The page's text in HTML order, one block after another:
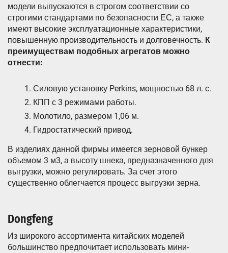
модели выпускаются в строгом соответствии со
строгими стандартами по безопасности ЕС, а также
имеют высокие эксплуатационные характеристики,
повышенную производительность и долговечность. К
преимуществам подобных агрегатов можно
отнести:
Силовую установку Perkins, мощностью 68 л. с.
КПП с 3 режимами работы.
Молотило, размером 1,06 м.
Гидростатический привод.
В изделиях данной фирмы имеется зерновой бункер
объемом 3 м3, а высоту шнека, предназначенного для
выгрузки, можно регулировать. За счет этого
существенно облегчается процесс выгрузки зерна.
Dongfeng
Из широкого ассортимента китайских моделей
большинство предпочитает использовать мини-